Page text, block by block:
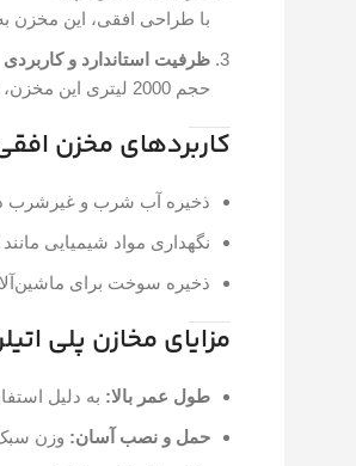
با طراحی افقی، این مخزن
ظرفیت استاندارد و کاربردی
حجم 2000 لیتری این مخزن، انتخابی مناسب برای مصارف صنعتی، کشاورزی، و خانگی است.
کاربردهای مخزن افقی 2000
ذخیره آب شرب و غیرشرب
نگهداری مواد شیمیایی مانند
ذخیره سوخت برای
مزایای مخازن پلی
طول عمر بالا: به دلیل
حمل و نصب آسان: وزن